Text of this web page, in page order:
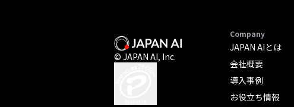
© JAPAN AI, Inc.
Company
JAPAN AIとは
会社概要
導入事例
お役立ち情報